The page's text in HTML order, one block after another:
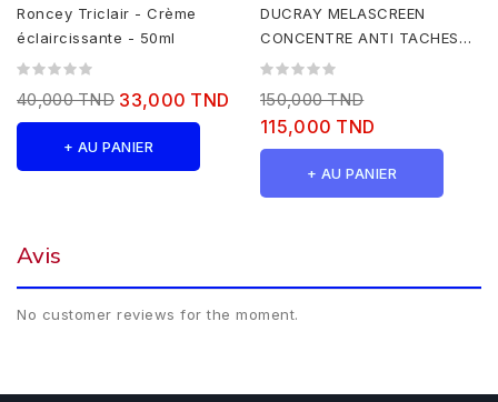
Roncey Triclair - Crème
éclaircissante - 50ml
40,000 TND 33,000 TND
+ AU PANIER
DUCRAY MELASCREEN
CONCENTRE ANTI TACHES
30ML
150,000 TND
115,000 TND
+ AU PANIER
Avis
No customer reviews for the moment.